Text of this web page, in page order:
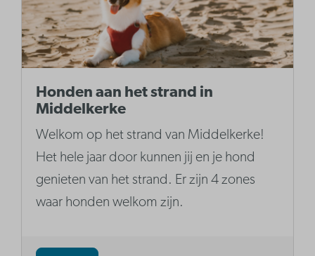
Honden aan het strand in
Middelkerke
Welkom op het strand van Middelkerke!
Het hele jaar door kunnen jij en je hond
genieten van het strand. Er zijn 4 zones
waar honden welkom zijn.